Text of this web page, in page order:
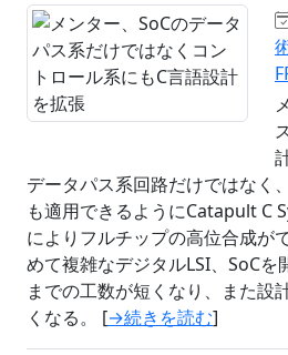
データパス系回路だけではなく
も適用できるようにCatapult C
によりフルチップの高位合成が
めて複雑なデジタルLSI、SoCを
までの工数が短くなり、また設
くなる。 [→続きを読む]